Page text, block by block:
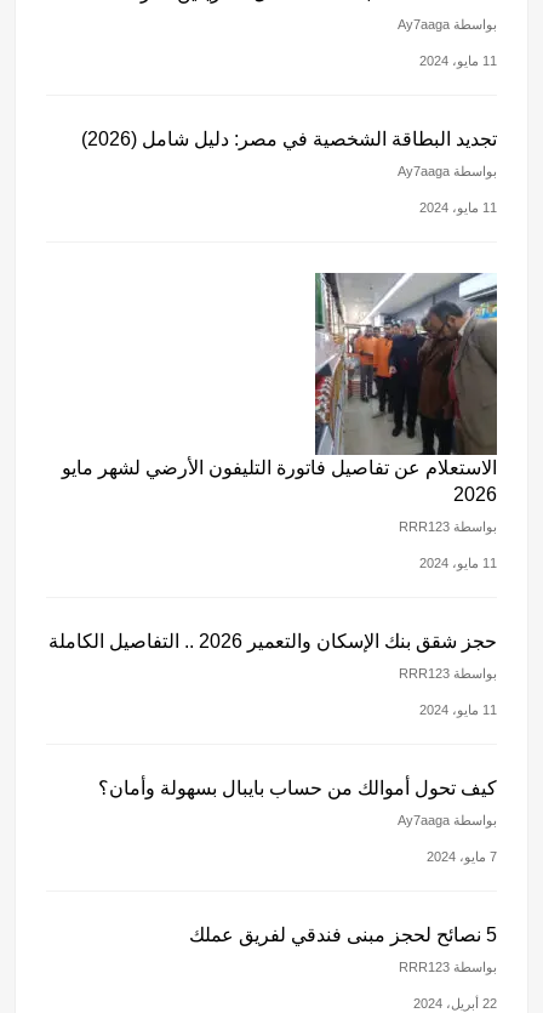
بواسطة Ay7aaga
11 مايو، 2024
تجديد البطاقة الشخصية في مصر: دليل شامل (2026)
بواسطة Ay7aaga
11 مايو، 2024
الاستعلام عن تفاصيل فاتورة التليفون الأرضي لشهر مايو
2026
بواسطة RRR123
11 مايو، 2024
حجز شقق بنك الإسكان والتعمير 2026 .. التفاصيل الكاملة
بواسطة RRR123
11 مايو، 2024
كيف تحول أموالك من حساب بايبال بسهولة وأمان؟
بواسطة Ay7aaga
7 مايو، 2024
5 نصائح لحجز مبنى فندقي لفريق عملك
بواسطة RRR123
22 أبريل، 2024